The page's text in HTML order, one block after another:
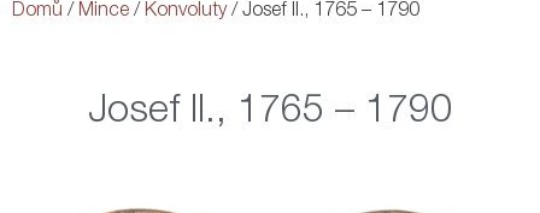
Domů / Mince / Konvoluty/ Josef II., 1765 – 1790
Josef II., 1765 – 1790